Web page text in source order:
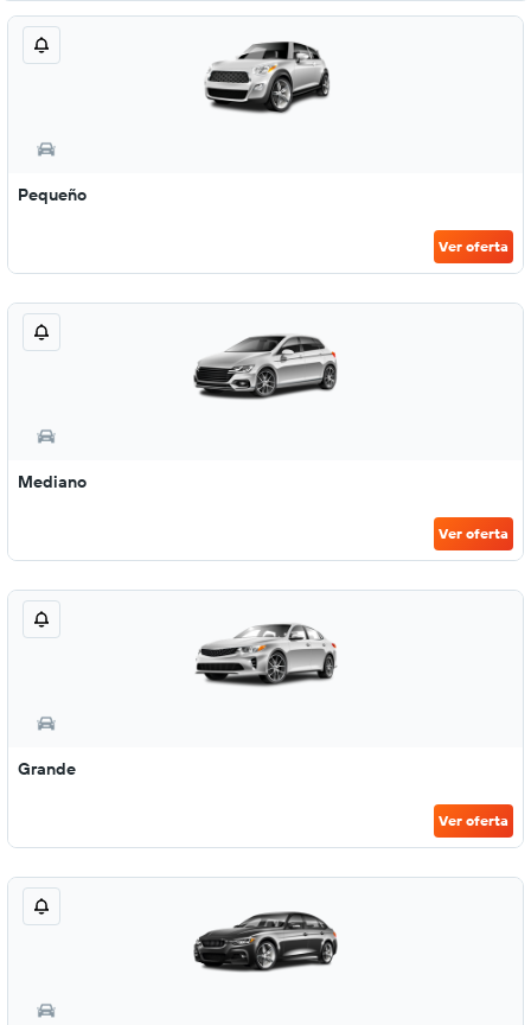
Pequeño
Ver oferta
Mediano
Ver oferta
Grande
Ver oferta